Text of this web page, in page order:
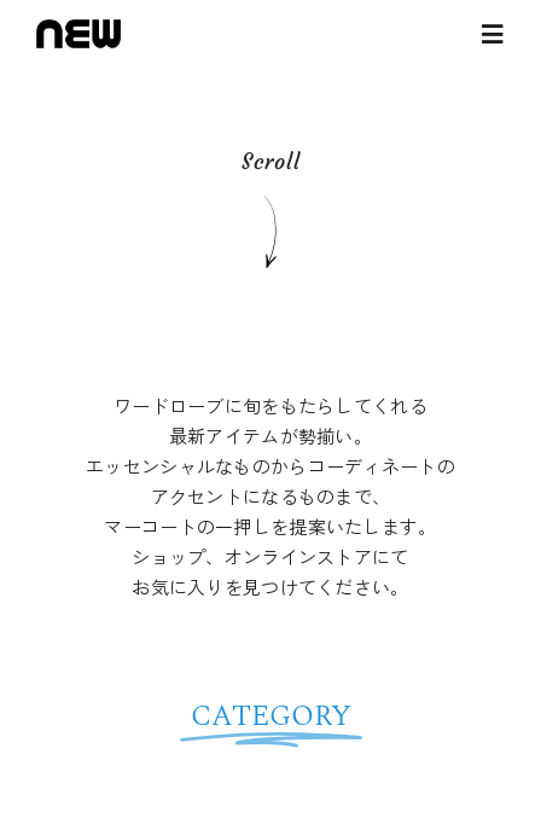
Skip
Scroll
ワードローブに旬をもたらしてくれる
最新アイテムが勢揃い。
エッセンシャルなものからコーディネートの
アクセントになるものまで、
マーコートの一押しを提案いたします。
ショップ、オンラインストアにて
お気に入りを見つけてください。
CATEGORY